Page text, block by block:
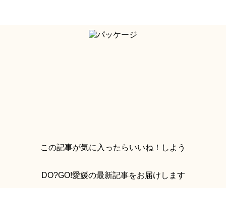
この記事が気に入ったらいいね！しよう
DO?GO!愛媛の最新記事をお届けします